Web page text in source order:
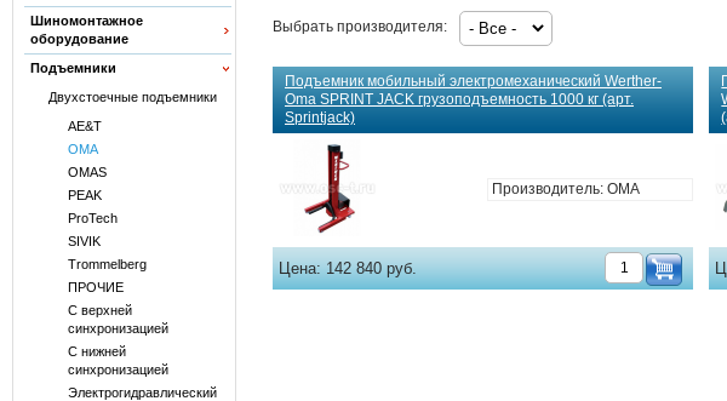
Шиномонтажное
оборудование
Подъемники
Двухстоечные подъемники
AE&T
OMA
OMAS
PEAK
ProTech
SIVIK
Trommelberg
ПРОЧИЕ
С верхней
синхронизацией
С нижней
синхронизацией
Электрогидравлический
Выбрать производителя:
Подъемник мобильный электромеханический Werther-
Oma SPRINT JACK грузоподъемность 1000 кг (арт.
Sprintjack)
Производитель: OMA
Цена:142 840 руб.